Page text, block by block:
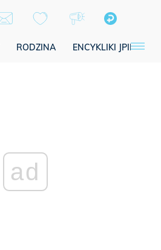
RODZINA ENCYKLIKI JPII
ad